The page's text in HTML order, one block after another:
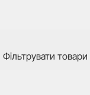
Фільтрувати товари